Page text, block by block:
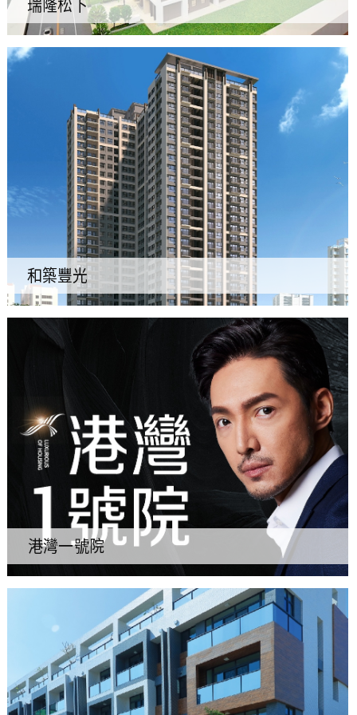
瑞隆松下
和築豐光
港灣一號院